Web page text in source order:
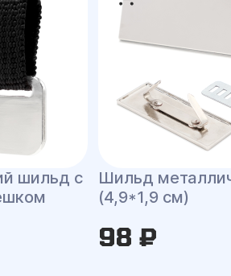
шильд с
Шильд
(4,9*1,9 см)
98 ₽